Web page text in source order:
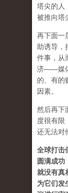
塔尖的人
被推向塔
再下面一
助诱导，
件事，从
济——媒
的、有的
因素。
然后再下
度很有限
还无法对
全球打击
圆满成功
就没有真
为它们发